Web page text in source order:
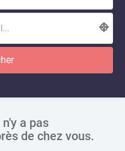
a pas
de chez vous.